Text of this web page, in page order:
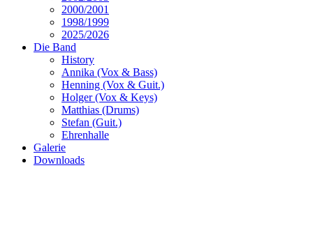
2000/2001
1998/1999
2025/2026
Die Band
History
Annika (Vox & Bass)
Henning (Vox & Guit.)
Holger (Vox & Keys)
Matthias (Drums)
Stefan (Guit.)
Ehrenhalle
Galerie
Downloads